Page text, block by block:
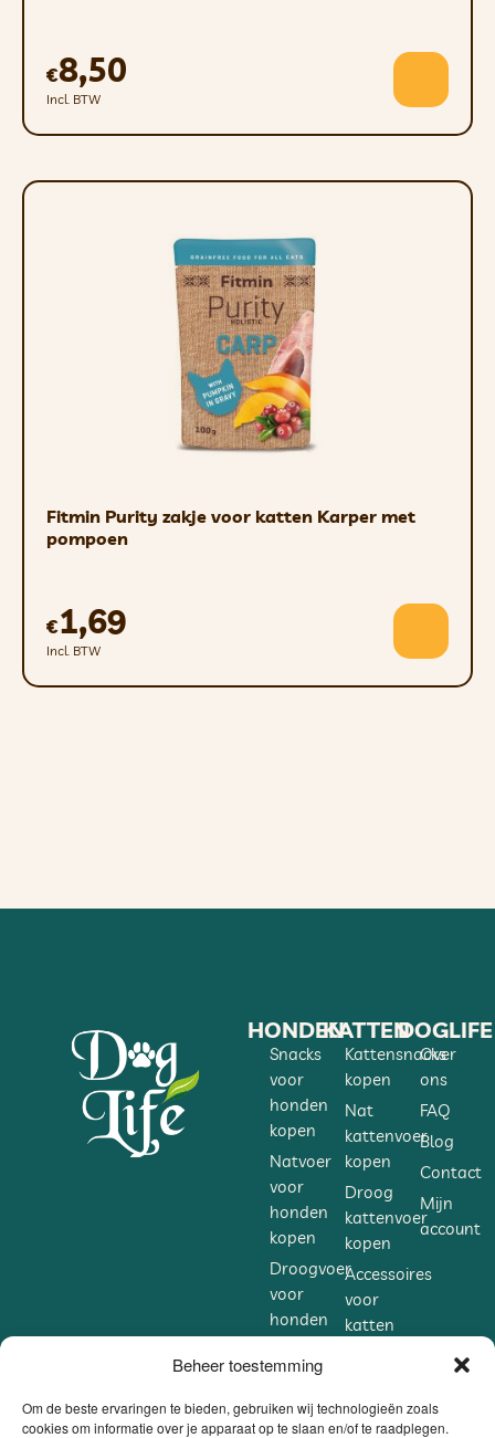
Beheer toestemming
Om de beste ervaringen te bieden, gebruiken wij technologieën zoals
cookies om informatie over je apparaat op te slaan en/of te raadplegen.
€8,50
Incl. BTW
Fitmin Purity zakje voor katten Karper met
pompoen
€1,69
Incl. BTW
HONDEN
Snacks
voor
honden
kopen
Natvoer
voor
honden
kopen
Droogvoer
voor
honden
Accessoires
voor
honden
KATTEN
Kattensnacks
kopen
Nat
kattenvoer
kopen
Droog
kattenvoer
kopen
Accessoires
voor
katten
voor
katten
DOGLIFE
Over
ons
FAQ
Blog
Contact
Mijn
account